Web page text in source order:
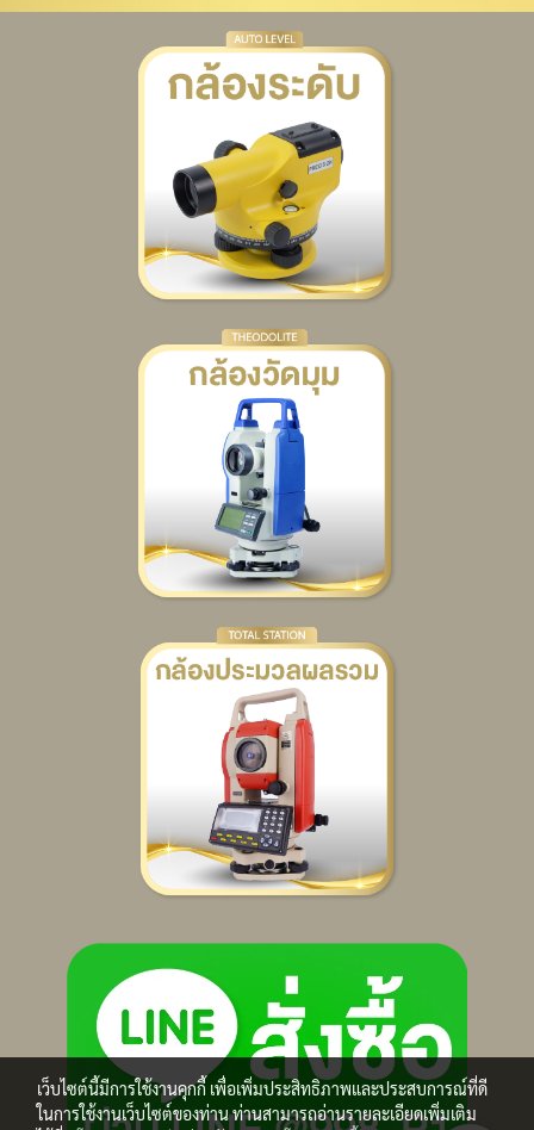
เว็บไซต์นี้มีการใช้งานคุกกี้ เพื่อเพิ่มประสิทธิภาพและประสบการณ์ที่ดี
ในการใช้งานเว็บไซต์ของท่าน ท่านสามารถอ่านรายละเอียดเพิ่มเติม